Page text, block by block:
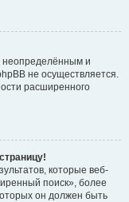
неопределённым и
не осуществляется.
расширенного
которые веб-
поиск», более
он должен быть